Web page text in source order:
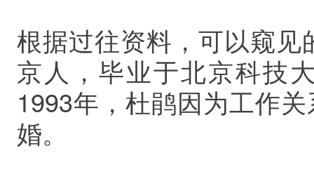
根据过往资料，可以窥
京人，毕业于北京科技
1993年，杜鹃因为工作
婚。